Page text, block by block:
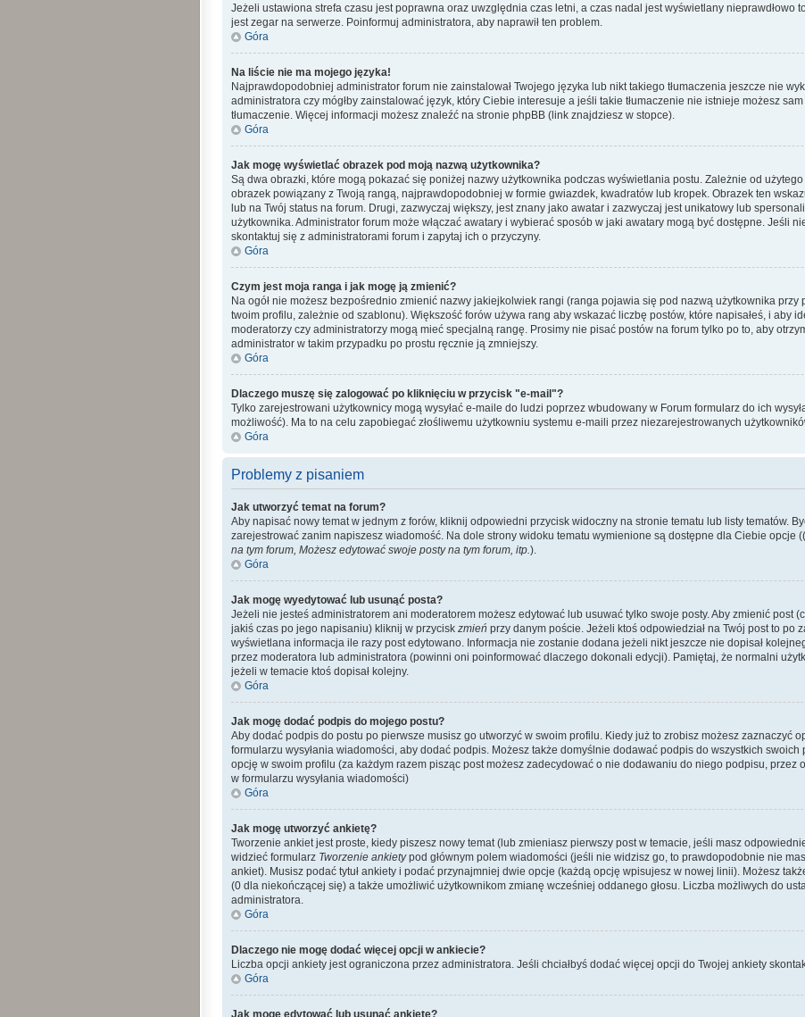
Jeżeli ustawiona strefa czasu jest poprawna oraz uwzględnia czas letni, a czas nadal jest wyświetlany nieprawdłowo
jest zegar na serwerze. Poinformuj administratora, aby naprawił ten problem.
Góra
Na liście nie ma mojego języka!
Najprawdopodobniej administrator forum nie zainstalował Twojego języka lub nikt takiego tłumaczenia jeszcze nie
administratora czy mógłby zainstalować język, który Ciebie interesuje a jeśli takie tłumaczenie nie istnieje możesz
tłumaczenie. Więcej informacji możesz znaleźć na stronie phpBB (link znajdziesz w stopce).
Góra
Jak mogę wyświetlać obrazek pod moją nazwą użytkownika?
Są dwa obrazki, które mogą pokazać się poniżej nazwy użytkownika podczas wyświetlania postu. Zależnie od
obrazek powiązany z Twoją rangą, najprawdopodobniej w formie gwiazdek, kwadratów lub kropek. Obrazek ten
lub na Twój status na forum. Drugi, zazwyczaj większy, jest znany jako awatar i zazwyczaj jest unikatowy lub
użytkownika. Administrator forum może włączać awatary i wybierać sposób w jaki awatary mogą być dostępne. Jeśli
skontaktuj się z administratorami forum i zapytaj ich o przyczyny.
Góra
Czym jest moja ranga i jak mogę ją zmienić?
Na ogół nie możesz bezpośrednio zmienić nazwy jakiejkolwiek rangi (ranga pojawia się pod nazwą użytkownika przy
twoim profilu, zależnie od szablonu). Większość forów używa rang aby wskazać liczbę postów, które napisałeś, i aby
moderatorzy czy administratorzy mogą mieć specjalną rangę. Prosimy nie pisać postów na forum tylko po to, aby
administrator w takim przypadku po prostu ręcznie ją zmniejszy.
Góra
Dlaczego muszę się zalogować po kliknięciu w przycisk "e-mail"?
Tylko zarejestrowani użytkownicy mogą wysyłać e-maile do ludzi poprzez wbudowany w Forum formularz do ich
możliwość). Ma to na celu zapobiegać złośliwemu użytkowniu systemu e-maili przez niezarejestrowanych
Góra
Problemy z pisaniem
Jak utworzyć temat na forum?
Aby napisać nowy temat w jednym z forów, kliknij odpowiedni przycisk widoczny na stronie tematu lub listy tematów.
zarejestrować zanim napiszesz wiadomość. Na dole strony widoku tematu wymienione są dostępne dla Ciebie opcje ((
na tym forum, Możesz edytować swoje posty na tym forum, itp.).
Góra
Jak mogę wyedytować lub usunąć posta?
Jeżeli nie jesteś administratorem ani moderatorem możesz edytować lub usuwać tylko swoje posty. Aby zmienić post
jakiś czas po jego napisaniu) kliknij w przycisk zmień przy danym poście. Jeżeli ktoś odpowiedział na Twój post to po
wyświetlana informacja ile razy post edytowano. Informacja nie zostanie dodana jeżeli nikt jeszcze nie dopisał
przez moderatora lub administratora (powinni oni poinformować dlaczego dokonali edycji). Pamiętaj, że normalni
jeżeli w temacie ktoś dopisał kolejny.
Góra
Jak mogę dodać podpis do mojego postu?
Aby dodać podpis do postu po pierwsze musisz go utworzyć w swoim profilu. Kiedy już to zrobisz możesz zaznaczyć
formularzu wysyłania wiadomości, aby dodać podpis. Możesz także domyślnie dodawać podpis do wszystkich
opcję w swoim profilu (za każdym razem pisząc post możesz zadecydować o nie dodawaniu do niego podpisu, przez
w formularzu wysyłania wiadomości)
Góra
Jak mogę utworzyć ankietę?
Tworzenie ankiet jest proste, kiedy piszesz nowy temat (lub zmieniasz pierwszy post w temacie, jeśli masz
widzieć formularz Tworzenie ankietypod głównym polem wiadomości (jeśli nie widzisz go, to prawdopodobnie nie
ankiet). Musisz podać tytuł ankiety i podać przynajmniej dwie opcje (każdą opcję wpisujesz w nowej linii). Możesz
(0 dla niekończącej się) a także umożliwić użytkownikom zmianę wcześniej oddanego głosu. Liczba możliwych do
administratora.
Góra
Dlaczego nie mogę dodać więcej opcji w ankiecie?
Liczba opcji ankiety jest ograniczona przez administratora. Jeśli chciałbyś dodać więcej opcji do Twojej ankiety
Góra
Jak mogę edytować lub usunąć ankietę?